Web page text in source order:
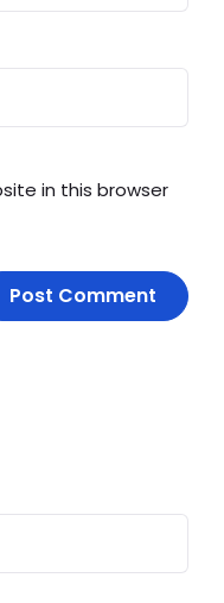
in this browser